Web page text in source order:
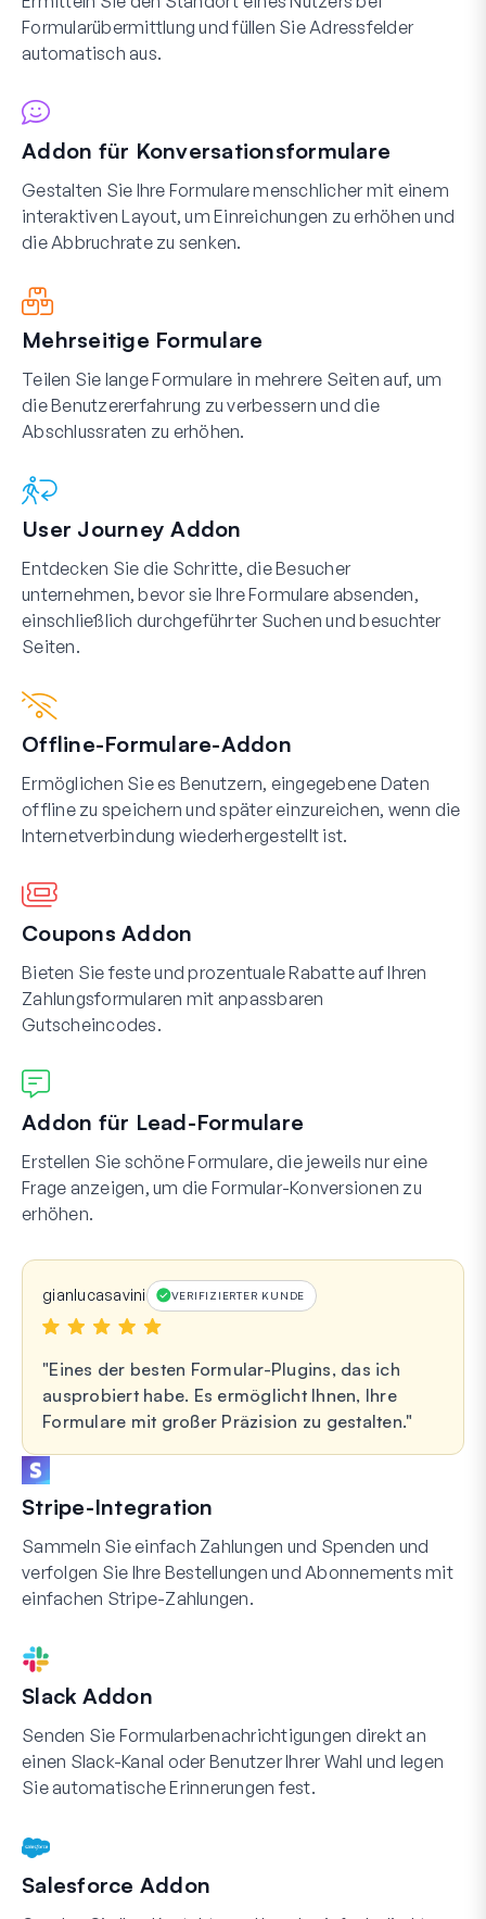
Formularübermittlung und füllen Sie Adressfelder
automatisch aus.
Addon für Konversationsformulare
Gestalten Sie Ihre Formulare menschlicher mit einem
interaktiven Layout, um Einreichungen zu erhöhen und
die Abbruchrate zu senken.
Mehrseitige Formulare
Teilen Sie lange Formulare in mehrere Seiten auf, um
die Benutzererfahrung zu verbessern und die
Abschlussraten zu erhöhen.
User Journey Addon
Entdecken Sie die Schritte, die Besucher
unternehmen, bevor sie Ihre Formulare absenden,
einschließlich durchgeführter Suchen und besuchter
Seiten.
Offline-Formulare-Addon
Ermöglichen Sie es Benutzern, eingegebene Daten
offline zu speichern und später einzureichen, wenn die
Internetverbindung wiederhergestellt ist.
Coupons Addon
Bieten Sie feste und prozentuale Rabatte auf Ihren
Zahlungsformularen mit anpassbaren
Gutscheincodes.
Addon für Lead-Formulare
Erstellen Sie schöne Formulare, die jeweils nur eine
Frage anzeigen, um die Formular-Konversionen zu
erhöhen.
gianlucasavini VERIFIZIERTER KUNDE
Eines der besten Formular-Plugins, das ich
ausprobiert habe. Es ermöglicht Ihnen, Ihre
Formulare mit großer Präzision zu gestalten.
Stripe-Integration
Sammeln Sie einfach Zahlungen und Spenden und
verfolgen Sie Ihre Bestellungen und Abonnements mit
einfachen Stripe-Zahlungen.
Slack Addon
Senden Sie Formularbenachrichtigungen direkt an
einen Slack-Kanal oder Benutzer Ihrer Wahl und legen
Sie automatische Erinnerungen fest.
Salesforce Addon